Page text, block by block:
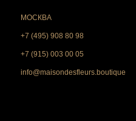
МОСКВА
+7 (495) 908 80 98
+7 (915) 003 00 05
info@maisondesfleurs.boutique